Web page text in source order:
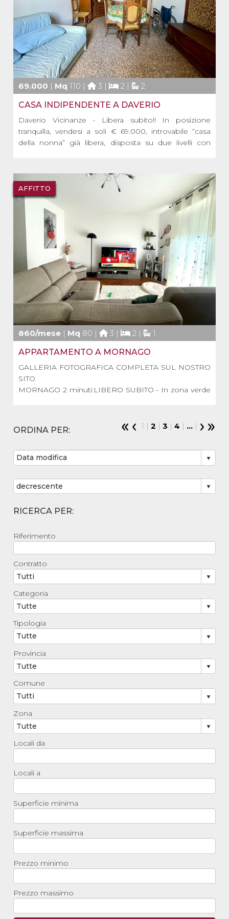
69.000 | Mq 110 | 3 | 2 |
2
CASA INDIPENDENTE A DAVERIO
Daverio Vicinanze - Libera subito!! In posizione
tranquilla, vendesi a soli € 69.000, introvabile “casa
della nonna” già libera, disposta su due livelli con
L’abitazione è composta al piano terra da ingresso
complet [...]
AFFITTO
860/mese | Mq 80 | 3 | 2 |
1
APPARTAMENTO A MORNAGO
GALLERIA FOTOGRAFICA COMPLETA SUL NOSTRO
SITO
MORNAGO 2 minuti:LIBERO SUBITO - In zona verde
posto al piano terreno di una villetta quadrifamigliare.
L'appartamento è composto da: ingresso con po [...]
1 | 2 | 3 | 4 | ... |
ORDINA PER:
RICERCA PER:
Riferimento
Contratto
Categoria
Tipologia
Provincia
Comune
Zona
Locali da
Locali a
Superficie minima
Superficie massima
Prezzo minimo
Prezzo massimo